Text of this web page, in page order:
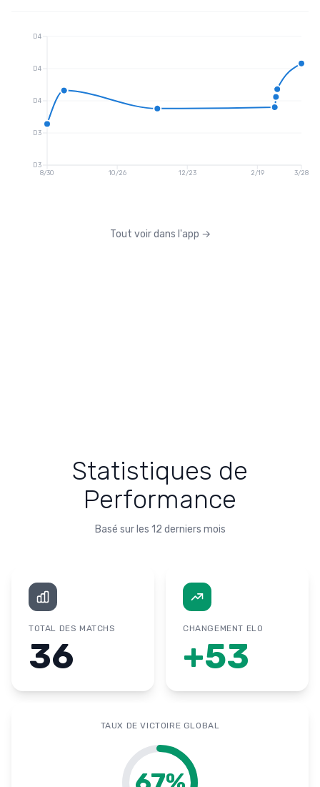
8/30 10/26 12/23 2/19 3/28
D3
D3
D4
D4
D4
Tout voir dans l'app →
Statistiques de
Performance
Basé sur les 12 derniers mois
TOTAL DES MATCHS
36
CHANGEMENT ELO
+53
TAUX DE VICTOIRE GLOBAL